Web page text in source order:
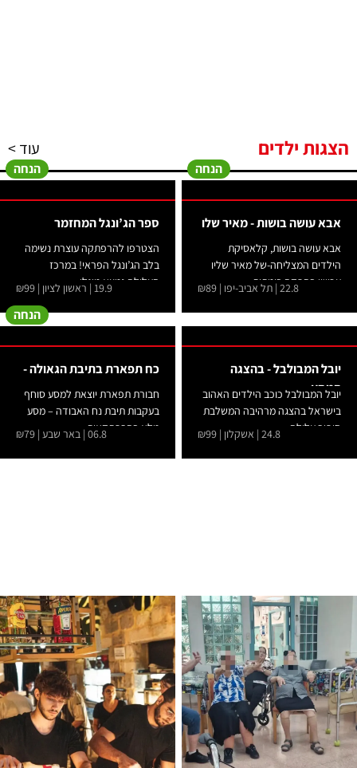
הצגות ילדים עוד >
הנחה
אבא עושה בושות - מאיר שלו
-אבא עושה בושות, קלאסיקת
הילדים המצליחה-של מאיר שליו
עכשיו בהפקה בימתית...
22.8 | תל אביב-יפו | ₪89
הנחה
ספר הג’ונגל המחזמר
הצטרפו להרפתקה עוצרת נשימה
בלב הג’ונגל הפראי! במרכז
העלילה נמצא מוגלי...
19.9 | ראשון לציון | ₪99
יובל המבולבל - בהצגה
המסע
יובל המבולבל כוכב הילדים האהוב
בישראל בהצגה מרהיבה המשלבת
סיפור עלילה...
24.8 | אשקלון | ₪99
הנחה
כח תפארת בתיבת הגאולה -
חבורת תפארת יוצאת למסע סוחף
בעקבות תיבת נח האבודה – מסע
מלא בהרפתקאות,...
06.8 | באר שבע | ₪79